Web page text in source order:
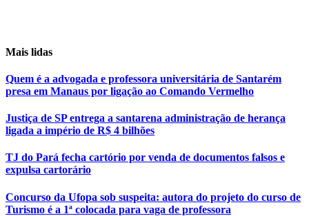
Mais lidas
Quem é a advogada e professora universitária de Santarém
presa em Manaus por ligação ao Comando Vermelho
Justiça de SP entrega a santarena administração de herança
ligada a império de R$ 4 bilhões
TJ do Pará fecha cartório por venda de documentos falsos e
expulsa cartorário
Concurso da Ufopa sob suspeita: autora do projeto do curso de
Turismo é a 1ª colocada para vaga de professora